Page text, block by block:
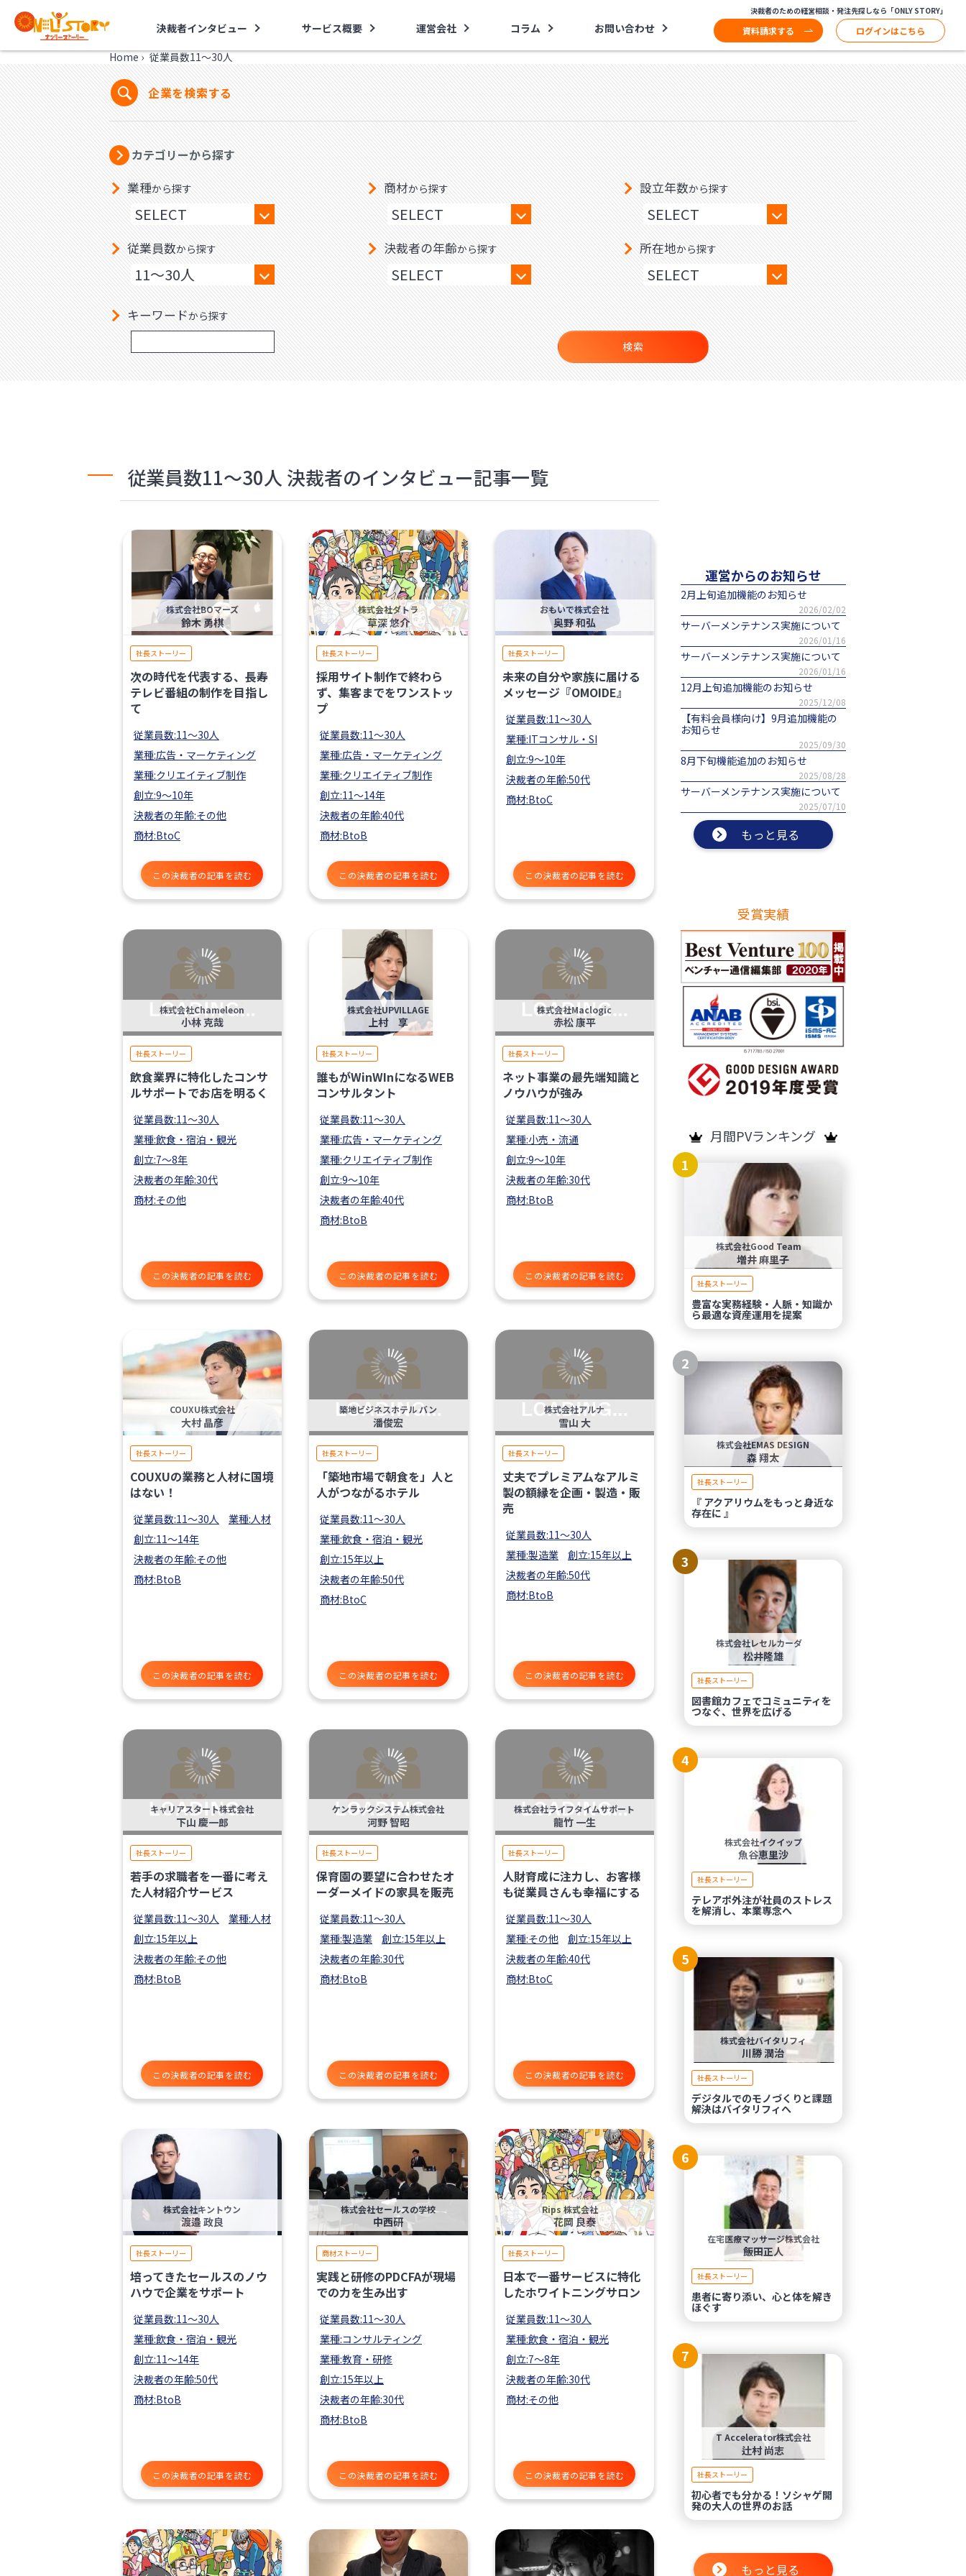
決裁者インタビュー サービス概要 運営会社 コラム お問い合わせ
決裁者のための経営相談・発注先探しなら「ONLY STORY」
資料請求する ログインはこちら
Home › 従業員数11～30人
企業を検索する
カテゴリーから探す
業種から探す 商材から探す 設立年数から探す
従業員数から探す 決裁者の年齢から探す 所在地から探す
キーワードから探す
検索
従業員数11〜30人 決裁者のインタビュー記事一覧
株式会社BOマーズ
鈴木 勇棋
社長ストーリー
次の時代を代表する、長寿
テレビ番組の制作を目指し
て
従業員数:11〜30人
業種:広告・マーケティング
業種:クリエイティブ制作
創立:9〜10年
決裁者の年齢:その他
商材:BtoC
この決裁者の記事を読む
株式会社ダトラ
草深 悠介
社長ストーリー
採用サイト制作で終わら
ず、集客までをワンストッ
プ
従業員数:11〜30人
業種:広告・マーケティング
業種:クリエイティブ制作
創立:11〜14年
決裁者の年齢:40代
商材:BtoB
この決裁者の記事を読む
おもいで株式会社
奥野 和弘
社長ストーリー
未来の自分や家族に届ける
メッセージ『OMOIDE』
従業員数:11〜30人
業種:ITコンサル・SI
創立:9〜10年
決裁者の年齢:50代
商材:BtoC
この決裁者の記事を読む
株式会社Chameleon
小林 克哉
社長ストーリー
飲食業界に特化したコンサ
ルサポートでお店を明るく
従業員数:11〜30人
業種:飲食・宿泊・観光
創立:7〜8年
決裁者の年齢:30代
商材:その他
この決裁者の記事を読む
株式会社UPVILLAGE
上村 享
社長ストーリー
誰もがWinWInになるWEB
コンサルタント
従業員数:11〜30人
業種:広告・マーケティング
業種:クリエイティブ制作
創立:9〜10年
決裁者の年齢:40代
商材:BtoB
この決裁者の記事を読む
株式会社Maclogic
赤松 康平
社長ストーリー
ネット事業の最先端知識と
ノウハウが強み
従業員数:11〜30人
業種:小売・流通
創立:9〜10年
決裁者の年齢:30代
商材:BtoB
この決裁者の記事を読む
COUXU株式会社
大村 晶彦
社長ストーリー
COUXUの業務と人材に国境
はない！
従業員数:11〜30人
業種:人材
創立:11〜14年
決裁者の年齢:その他
商材:BtoB
この決裁者の記事を読む
築地ビジネスホテル バン
潘俊宏
社長ストーリー
「築地市場で朝食を」人と
人がつながるホテル
従業員数:11〜30人
業種:飲食・宿泊・観光
創立:15年以上
決裁者の年齢:50代
商材:BtoC
この決裁者の記事を読む
株式会社アルナ
雪山 大
社長ストーリー
丈夫でプレミアムなアルミ
製の額縁を企画・製造・販
売
従業員数:11〜30人
業種:製造業
創立:15年以上
決裁者の年齢:50代
商材:BtoB
この決裁者の記事を読む
キャリアスタート株式会社
下山 慶一郎
社長ストーリー
若手の求職者を一番に考え
た人材紹介サービス
従業員数:11〜30人
業種:人材
創立:15年以上
決裁者の年齢:その他
商材:BtoB
この決裁者の記事を読む
ケンラックシステム株式会社
河野 智昭
社長ストーリー
保育園の要望に合わせたオ
ーダーメイドの家具を販売
従業員数:11〜30人
業種:製造業
創立:15年以上
決裁者の年齢:30代
商材:BtoB
この決裁者の記事を読む
株式会社ライフタイムサポート
龍竹 一生
社長ストーリー
人財育成に注力し、お客様
も従業員さんも幸福にする
従業員数:11〜30人
業種:その他
創立:15年以上
決裁者の年齢:40代
商材:BtoC
この決裁者の記事を読む
株式会社キントウン
渡邉 政良
社長ストーリー
培ってきたセールスのノウ
ハウで企業をサポート
従業員数:11〜30人
業種:飲食・宿泊・観光
創立:11〜14年
決裁者の年齢:50代
商材:BtoB
この決裁者の記事を読む
株式会社セールスの学校
中西研
商材ストーリー
実践と研修のPDCFAが現場
での力を生み出す
従業員数:11〜30人
業種:コンサルティング
業種:教育・研修
創立:15年以上
決裁者の年齢:30代
商材:BtoB
この決裁者の記事を読む
Rips 株式会社
花岡 良泰
社長ストーリー
日本で一番サービスに特化
したホワイトニングサロン
従業員数:11〜30人
業種:飲食・宿泊・観光
創立:7〜8年
決裁者の年齢:30代
商材:その他
この決裁者の記事を読む
運営からのお知らせ
2月上旬追加機能のお知らせ
2026/02/02
サーバーメンテナンス実施について
2026/01/16
サーバーメンテナンス実施について
2026/01/16
12月上旬追加機能のお知らせ
2025/12/08
【有料会員様向け】9月追加機能の
お知らせ
2025/09/30
8月下旬機能追加のお知らせ
2025/08/28
サーバーメンテナンス実施について
2025/07/10
もっと見る
受賞実績
月間PVランキング
1
株式会社Good Team
増井 麻里子
社長ストーリー
豊富な実務経験・人脈・知識か
ら最適な資産運用を提案
2
株式会社EMAS DESIGN
森 翔太
社長ストーリー
『 アクアリウムをもっと身近な
存在に 』
3
株式会社レセルカーダ
松井隆雄
社長ストーリー
図書館カフェでコミュニティを
つなぐ、世界を広げる
4
株式会社イクイップ
魚谷恵里沙
社長ストーリー
テレアポ外注が社員のストレス
を解消し、本業専念へ
5
株式会社バイタリフィ
川勝 潤治
社長ストーリー
デジタルでのモノづくりと課題
解決はバイタリフィへ
6
在宅医療マッサージ株式会社
飯田正人
社長ストーリー
患者に寄り添い、心と体を解き
ほぐす
7
T Accelerator株式会社
辻村 尚志
社長ストーリー
初心者でも分かる！ソシャゲ開
発の大人の世界のお話
もっと見る